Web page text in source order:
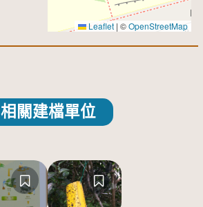
Leaflet | ©OpenStreetMap
相關建檔單位